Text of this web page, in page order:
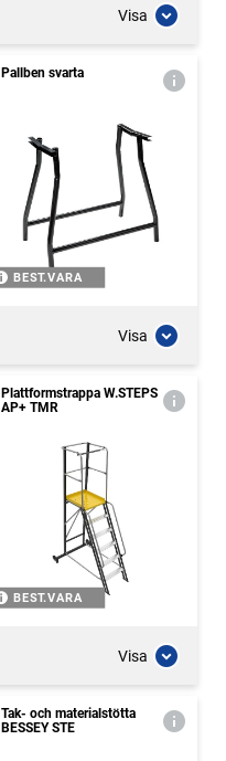
Visa
Pallben svarta
BEST.VARA
Visa
Plattformstrappa W.STEPS
AP+ TMR
BEST.VARA
Visa
Tak- och materialstötta
BESSEY STE